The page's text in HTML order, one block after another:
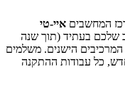
המחשבים איי-טי
שלכם בעתיד (תוך שנה
הישנים. משלמים
כל עבודות ההתקנה